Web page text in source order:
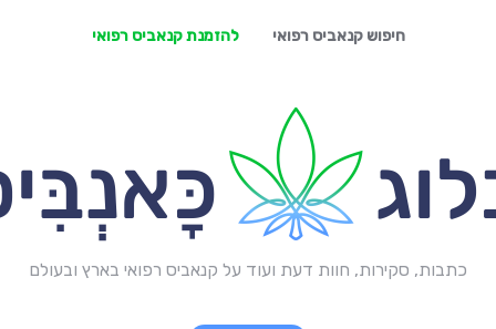
חיפוש קנאביס רפואי להזמנת קנאביס רפואי
כתבות, סקירות, חוות דעת ועוד על קנאביס רפואי בארץ ובעולם